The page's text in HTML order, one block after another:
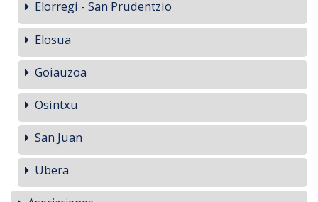
Elorregi - San Prudentzio
Elosua
Goiauzoa
Osintxu
San Juan
Ubera